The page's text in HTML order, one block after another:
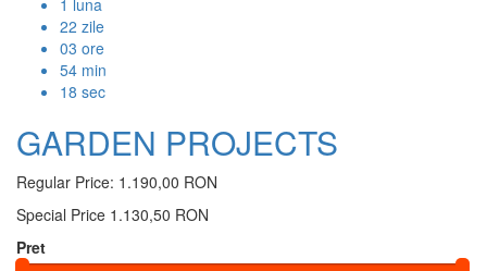
1 luna
22 zile
03 ore
54 min
17 sec
GARDEN PROJECTS
Regular Price: 1.190,00 RON
Special Price 1.130,50 RON
Pret